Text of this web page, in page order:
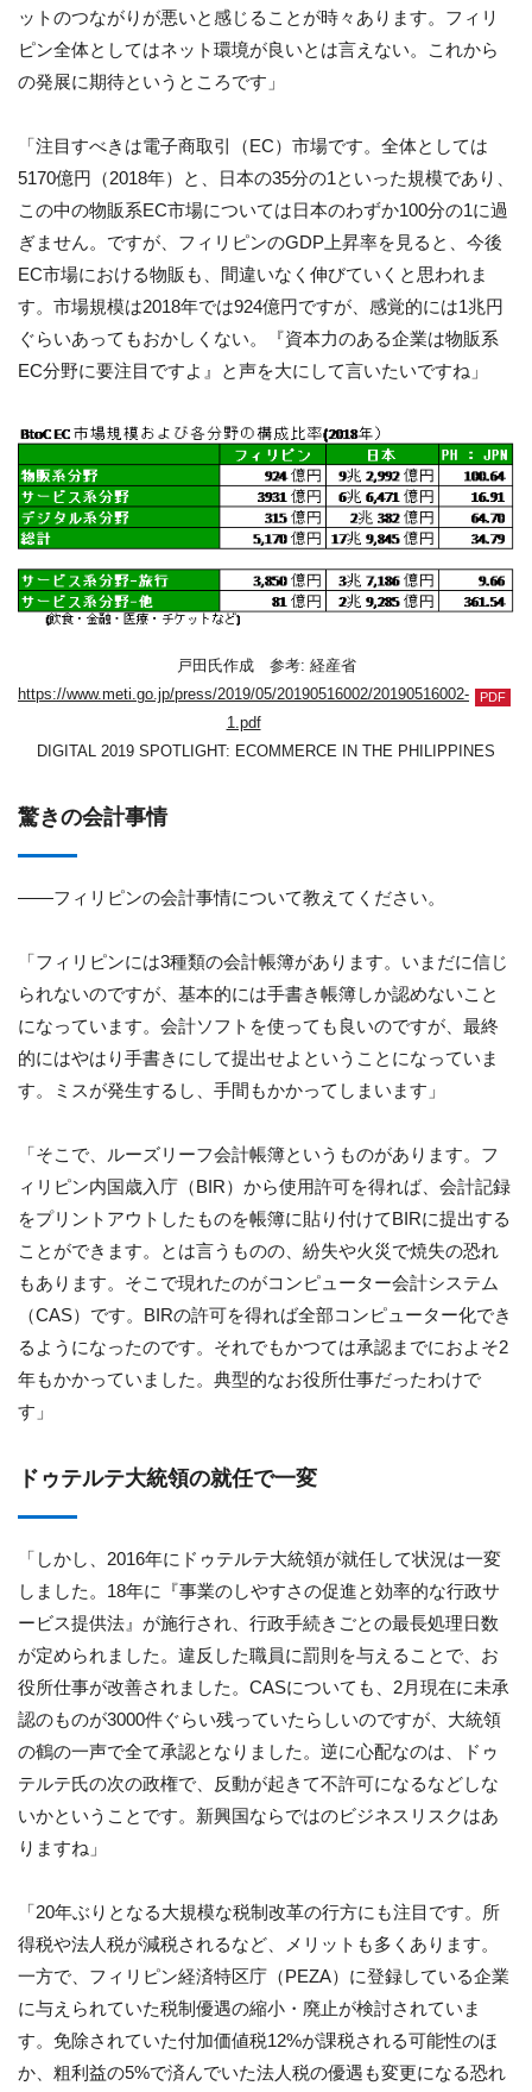
ットのつながりが悪いと感じることが時々あります。フィリ
ピン全体としてはネット環境が良いとは言えない。これから
の発展に期待というところです」
「注目すべきは電子商取引（EC）市場です。全体としては
5170億円（2018年）と、日本の35分の1といった規模であり、
この中の物販系EC市場については日本のわずか100分の1に過
ぎません。ですが、フィリピンのGDP上昇率を見ると、今後
EC市場における物販も、間違いなく伸びていくと思われま
す。市場規模は2018年では924億円ですが、感覚的には1兆円
ぐらいあってもおかしくない。『資本力のある企業は物販系
EC分野に要注目ですよ』と声を大にして言いたいですね」
戸田氏作成 参考: 経産省
https://www.meti.go.jp/press/2019/05/20190516002/20190516002-
1.pdf
DIGITAL 2019 SPOTLIGHT: ECOMMERCE IN THE PHILIPPINES
驚きの会計事情
――フィリピンの会計事情について教えてください。
「フィリピンには3種類の会計帳簿があります。いまだに信じ
られないのですが、基本的には手書き帳簿しか認めないこと
になっています。会計ソフトを使っても良いのですが、最終
的にはやはり手書きにして提出せよということになっていま
す。ミスが発生するし、手間もかかってしまいます」
「そこで、ルーズリーフ会計帳簿というものがあります。フ
ィリピン内国歳入庁（BIR）から使用許可を得れば、会計記録
をプリントアウトしたものを帳簿に貼り付けてBIRに提出する
ことができます。とは言うものの、紛失や火災で焼失の恐れ
もあります。そこで現れたのがコンピューター会計システム
（CAS）です。BIRの許可を得れば全部コンピューター化でき
るようになったのです。それでもかつては承認までにおよそ2
年もかかっていました。典型的なお役所仕事だったわけで
す」
ドゥテルテ大統領の就任で一変
「しかし、2016年にドゥテルテ大統領が就任して状況は一変
しました。18年に『事業のしやすさの促進と効率的な行政サ
ービス提供法』が施行され、行政手続きごとの最長処理日数
が定められました。違反した職員に罰則を与えることで、お
役所仕事が改善されました。CASについても、2月現在に未承
認のものが3000件ぐらい残っていたらしいのですが、大統領
の鶴の一声で全て承認となりました。逆に心配なのは、ドゥ
テルテ氏の次の政権で、反動が起きて不許可になるなどしな
いかということです。新興国ならではのビジネスリスクはあ
りますね」
「20年ぶりとなる大規模な税制改革の行方にも注目です。所
得税や法人税が減税されるなど、メリットも多くあります。
一方で、フィリピン経済特区庁（PEZA）に登録している企業
に与えられていた税制優遇の縮小・廃止が検討されていま
す。免除されていた付加価値税12%が課税される可能性のほ
か、粗利益の5%で済んでいた法人税の優遇も変更になる恐れ